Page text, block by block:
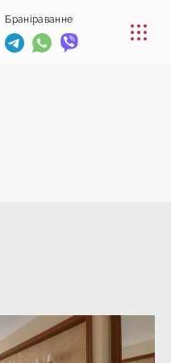
Браніраванне